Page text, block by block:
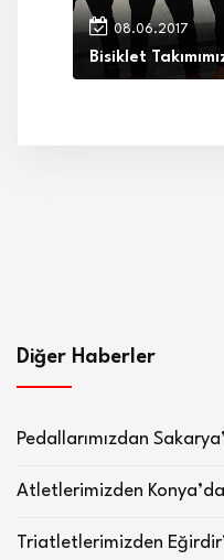
08.06.2017
Bisiklet
Diğer Haberler
Pedallarımızdan
Atletlerimizden
Triatletlerimizden